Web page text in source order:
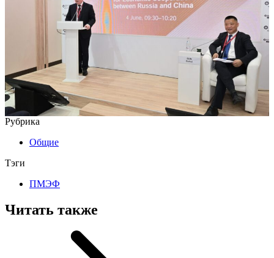
Рубрика
Общие
Тэги
ПМЭФ
Читать также